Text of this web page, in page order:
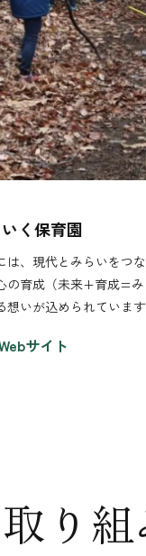
く保育園
は、現代とみらいをつ
の育成（未来+育成=み
想いが込められています
サイト
り組